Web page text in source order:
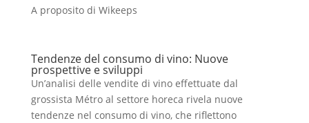
A proposito di Wikeeps
Tendenze del consumo di vino: Nuove
prospettive e sviluppi
Un’analisi delle vendite di vino effettuate dal
grossista Métro al settore horeca rivela nuove
tendenze nel consumo di vino, che riflettono